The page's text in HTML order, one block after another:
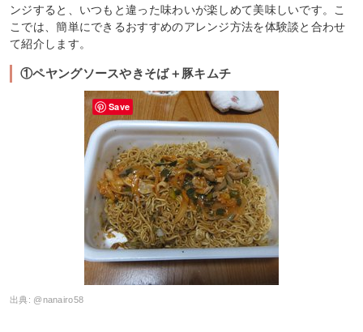
ンジすると、いつもと違った味わいが楽しめて美味しいです。こ
こでは、簡単にできるおすすめのアレンジ方法を体験談と合わせ
て紹介します。
①ペヤングソースやきそば＋豚キムチ
出典: @nanairo58
Save